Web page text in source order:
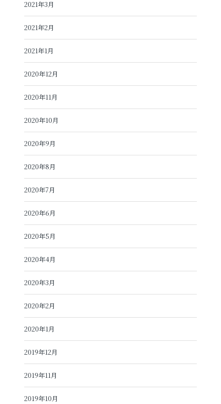
2021年3月
2021年2月
2021年1月
2020年12月
2020年11月
2020年10月
2020年9月
2020年8月
2020年7月
2020年6月
2020年5月
2020年4月
2020年3月
2020年2月
2020年1月
2019年12月
2019年11月
2019年10月